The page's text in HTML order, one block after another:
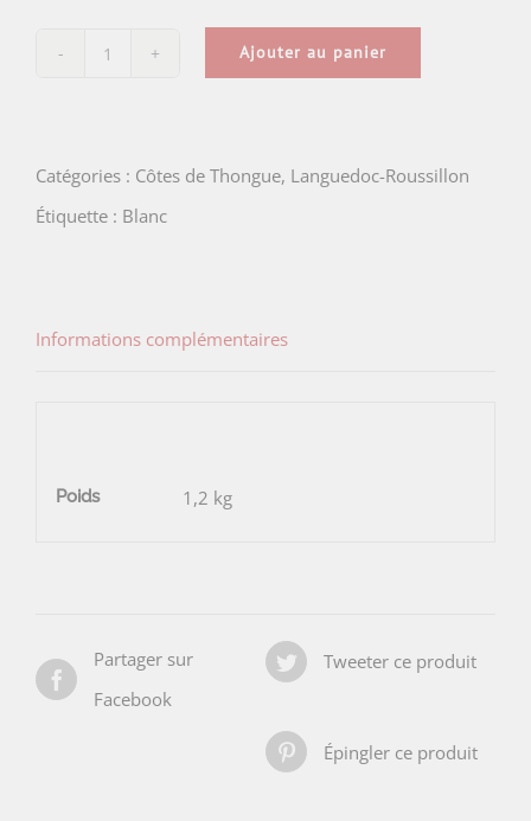
Ajouter au panier
Catégories : Côtes de Thongue, Languedoc-Roussillon
Étiquette : Blanc
Informations complémentaires
Poids 1,2 kg
Partager sur
Facebook
Tweeter ce produit
Épingler ce produit